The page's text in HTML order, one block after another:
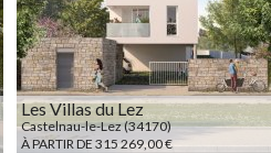
Les Villas du Lez
Castelnau-le-Lez (34170)
À PARTIR DE 315 269,00 €